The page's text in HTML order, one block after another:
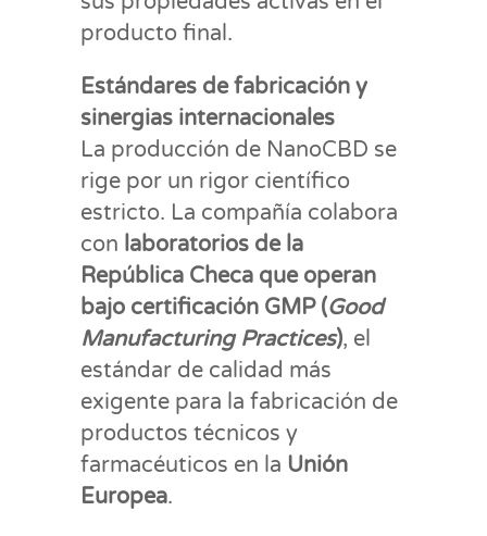
producto final.
Estándares de fabricación y
sinergias internacionales
La producción de NanoCBD se
rige por un rigor científico
estricto. La compañía colabora
con laboratorios de la
República Checa que operan
bajo certificación GMP (Good
Manufacturing Practices), el
estándar de calidad más
exigente para la fabricación de
productos técnicos y
farmacéuticos en la Unión
Europea.